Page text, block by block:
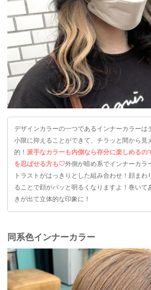
デザインカラーの一つであるインナーカラーは
小限に抑えることができて、チラッと間から見
的！ 派手なカラーも内側なら存分に楽しめるの
を忍ばせる方も♡外側が暗め系でインナーカラ
トラストがはっきりとした組み合わせ！顔まわ
ることで顔がパッと明るくなりますよ！巻いて
きが出て立体的な印象に！
同系色インナーカラー